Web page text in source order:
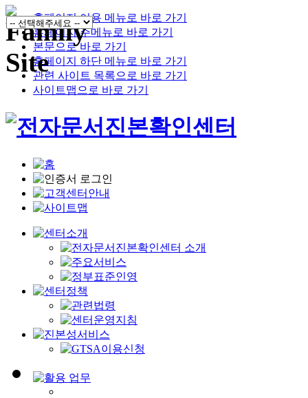
홈페이지 이용 메뉴로 바로 가기
홈페이지 주메뉴로 바로 가기
본문으로 바로 가기
홈페이지 하단 메뉴로 바로 가기
관련 사이트 목록으로 바로 가기
사이트맵으로 바로 가기